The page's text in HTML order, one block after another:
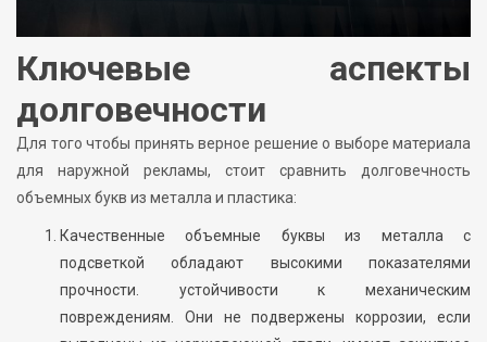
Ключевые аспекты
долговечности
Для того чтобы принять верное решение о выборе материала
для наружной рекламы, стоит сравнить долговечность
объемных букв из металла и пластика:
Качественные объемные буквы из металла с
подсветкой обладают высокими показателями
прочности. устойчивости к механическим
повреждениям. Они не подвержены коррозии, если